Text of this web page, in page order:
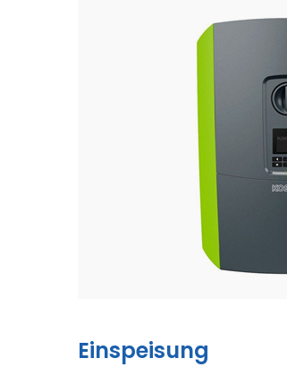
Einspeisung